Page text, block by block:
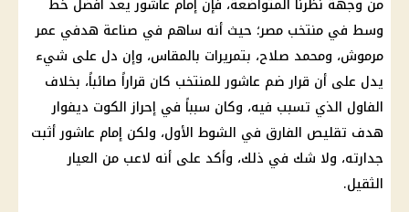
وسط في منتخب مصر؛ حيث أنه ساهم في صناعة هدفي عمر
مرموش، ومحمد صلاح، بتمريرات بالمقاس، وإن دل على شيء
يدل على أن قرار ضم عاشور للمنتخب كان قراراً صائباً، بخلاف
الفاول الذي تسبب فيه، وكان سبباً في إحرازالكوت ديفوار
هدف تقليص الفارق في الشوط الأول، ولكن إمام عاشور أثبت
جدارته، ولا شك في ذلك، وأكد على أنه لاعب من العيار
الثقيل.